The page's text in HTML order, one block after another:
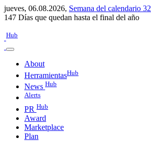
jueves, 06.08.2026, Semana del calendario 32
147 Días que quedan hasta el final del año
Hub
About
HerramientasHub
News Hub
Alerts
PR Hub
Award
Marketplace
Plan